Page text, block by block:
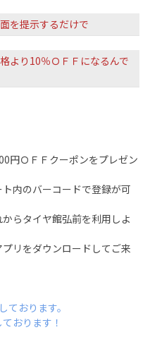
を提示するだけで
より10％ＯＦＦになるんで
円ＯＦＦクーポンをプレゼン
内のバーコードで登録が可
らタイヤ館弘前を利用しよ
リをダウンロードしてご来
おります。
おります！